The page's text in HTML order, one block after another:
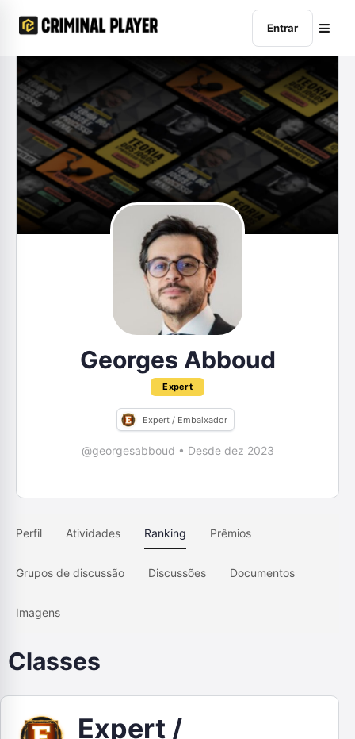
Entrar
Georges Abboud
Expert
Expert / Embaixador
@georgesabboud • Desde dez 2023
Perfil Atividades Ranking Prêmios
Grupos de discussão Discussões Documentos
Imagens
Classes
Expert /